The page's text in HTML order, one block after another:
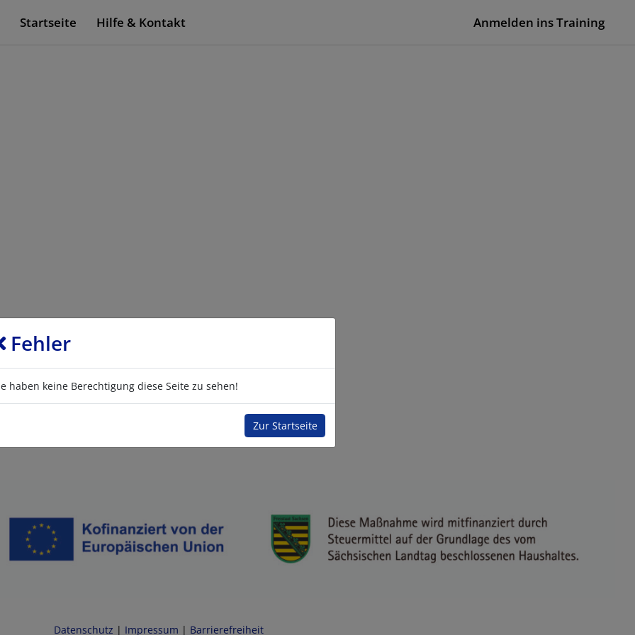
Startseite Hilfe & Kontakt Anmelden ins Training
Fehler
haben keine Berechtigung diese Seite zu sehen!
Zur Startseite
Datenschutz | Impressum | Barrierefreiheit